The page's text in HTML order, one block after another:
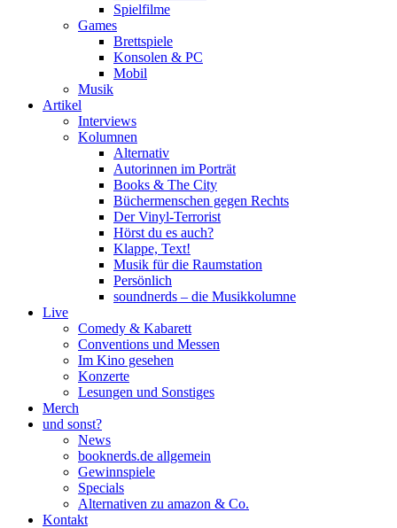
Spielfilme
Games
Brettspiele
Konsolen & PC
Mobil
Musik
Artikel
Interviews
Kolumnen
Alternativ
Autorinnen im Porträt
Books & The City
Büchermenschen gegen Rechts
Der Vinyl-Terrorist
Hörst du es auch?
Klappe, Text!
Musik für die Raumstation
Persönlich
soundnerds – die Musikkolumne
Live
Comedy & Kabarett
Conventions und Messen
Im Kino gesehen
Konzerte
Lesungen und Sonstiges
Merch
und sonst?
News
booknerds.de allgemein
Gewinnspiele
Specials
Alternativen zu amazon & Co.
Kontakt